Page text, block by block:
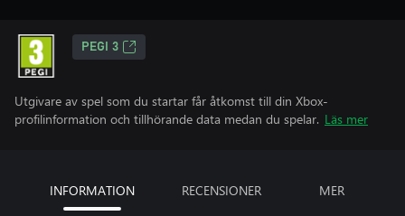
PEGI 3
Utgivare av spel som du startar får åtkomst till din Xbox-
profilinformation och tillhörande data medan du spelar. Läs mer
INFORMATION RECENSIONER MER